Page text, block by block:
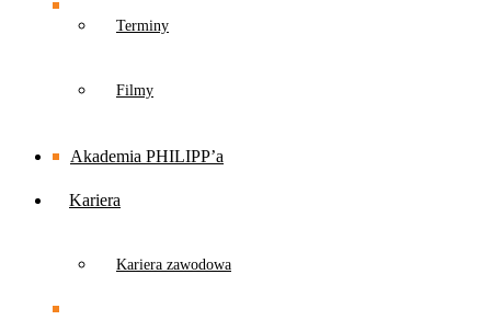
Terminy
Filmy
Akademia PHILIPP’a
Kariera
Kariera zawodowa